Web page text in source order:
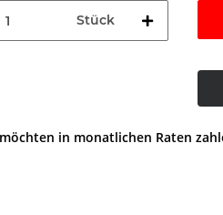
Stück
in monatlichen Raten